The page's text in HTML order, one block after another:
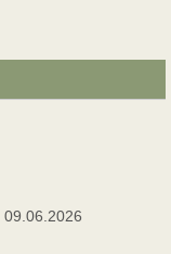
09.06.2026